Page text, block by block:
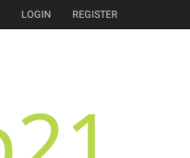
LOGIN REGISTER